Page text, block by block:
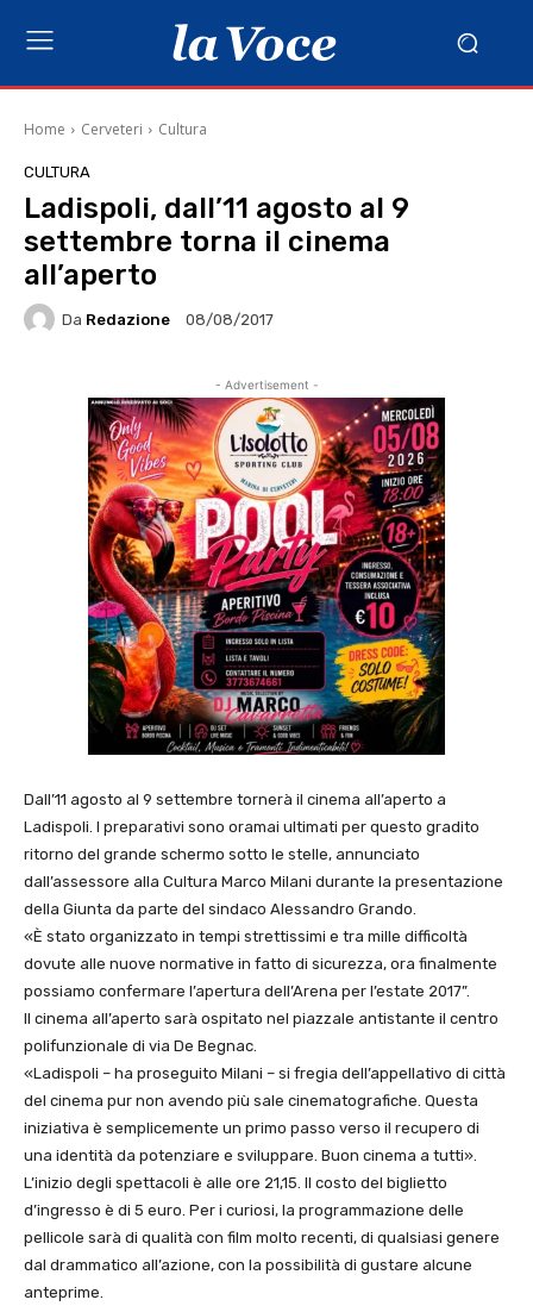
Home Cerveteri Cultura
CULTURA
Ladispoli, dall’11 agosto al 9
settembre torna il cinema
all’aperto
Da Redazione 08/08/2017
- Advertisement -
Dall’11 agosto al 9 settembre tornerà il cinema all’aperto a
Ladispoli. I preparativi sono oramai ultimati per questo gradito
ritorno del grande schermo sotto le stelle, annunciato
dall’assessore alla Cultura Marco Milani durante la presentazione
della Giunta da parte del sindaco Alessandro Grando.
«È stato organizzato in tempi strettissimi e tra mille difficoltà
dovute alle nuove normative in fatto di sicurezza, ora finalmente
possiamo confermare l’apertura dell’Arena per l’estate 2017”.
Il cinema all’aperto sarà ospitato nel piazzale antistante il centro
polifunzionale di via De Begnac.
«Ladispoli – ha proseguito Milani – si fregia dell’appellativo di città
del cinema pur non avendo più sale cinematografiche. Questa
iniziativa è semplicemente un primo passo verso il recupero di
una identità da potenziare e sviluppare. Buon cinema a tutti».
L’inizio degli spettacoli è alle ore 21,15. Il costo del biglietto
d’ingresso è di 5 euro. Per i curiosi, la programmazione delle
pellicole sarà di qualità con film molto recenti, di qualsiasi genere
dal drammatico all’azione, con la possibilità di gustare alcune
anteprime.